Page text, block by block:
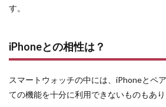
す。
iPhoneとの相性は？
スマートウォッチの中には、iPhoneとペ
ての機能を十分に利用できないものもあり